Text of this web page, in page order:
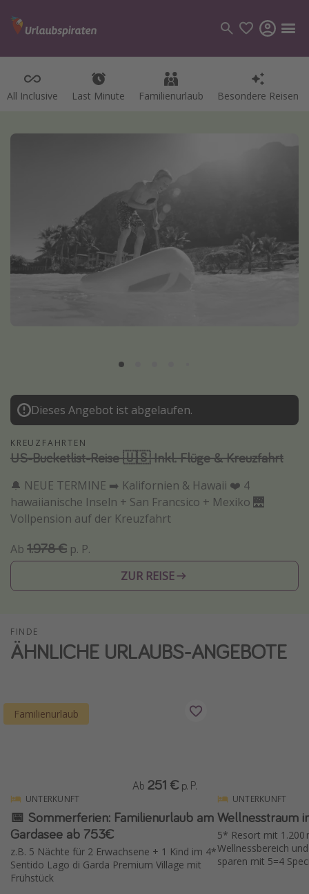
All Inclusive Last Minute Familienurlaub Besondere Reisen
Kategorien
Reiseziele
Alle Reiseziele
Kefalonia Urlaub
Krabi Urlaub
Tulum Urlaub
Sri Lanka Rundreise
Japan Rundreise
Reisethemen
Alle Reisethemen
Disneyland Paris
Wochenendtrip
Singlereisen
Gruppenreisen
Hotels in Hamburg
Weitere Themen
Reise Journal
Familienurlaub in der Türkei
Rundreisen in Thailand
Dieses Angebot ist abgelaufen.
KREUZFAHRTEN
US-Bucketlist-Reise 🇺🇸 Inkl. Flüge & Kreuzfahrt
🔔 NEUE TERMINE ➡️ Kalifornien & Hawaii ❤️ 4
hawaiianische Inseln + San Francsico + Mexiko 🌉
Vollpension auf der Kreuzfahrt
Ab 1.978 € p. P.
ZUR REISE
FINDE
ÄHNLICHE URLAUBS-ANGEBOTE
Familienurlaub
UNTERKUNFT
📅 Sommerferien: Familienurlaub am
Gardasee ab 753€
z.B. 5 Nächte für 2 Erwachsene + 1 Kind im 4*
Sentido Lago di Garda Premium Village mit
Frühstück
Ab 251 € p. P.
UNTERKUNFT
Wellnesstraum
5* Resort mit 1.200
Wellnessbereich
sparen mit 5=4